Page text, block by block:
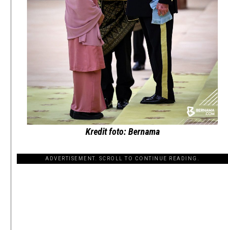
Kredit foto: Bernama
ADVERTISEMENT. SCROLL TO CONTINUE READING.